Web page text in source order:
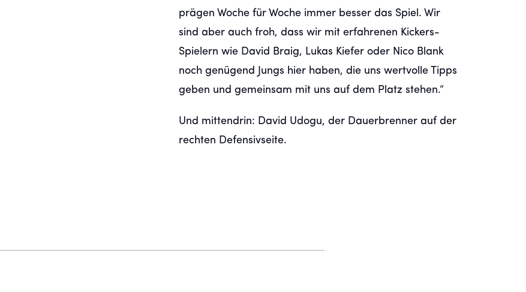
prägen Woche für Woche immer besser das Spiel. Wir
sind aber auch froh, dass wir mit erfahrenen Kickers-
Spielern wie David Braig, Lukas Kiefer oder Nico Blank
noch genügend Jungs hier haben, die uns wertvolle Tipps
geben und gemeinsam mit uns auf dem Platz stehen.“
Und mittendrin: David Udogu, der Dauerbrenner auf der
rechten Defensivseite.